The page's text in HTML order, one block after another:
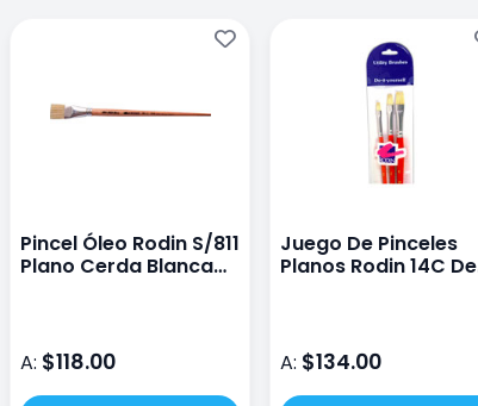
Pincel Óleo Rodin S/811
Plano Cerda Blanca
A: $118.00
Juego De Pinceles
Planos Rodin 14C De
A: $134.00